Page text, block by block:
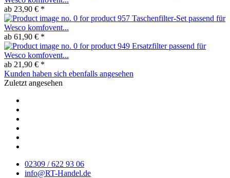
ab 23,90 € *
Taschenfilter-Set passend für
Wesco komfovent...
ab 61,90 € *
Ersatzfilter passend für
Wesco komfovent...
ab 21,90 € *
Kunden haben sich ebenfalls angesehen
Zuletzt angesehen
02309 / 622 93 06
info@RT-Handel.de